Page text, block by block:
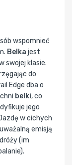
wspomnieć
Belka jest
swojej klasie.
do
Edge dba o
belki, co
jego
w cichych
emisją
(im